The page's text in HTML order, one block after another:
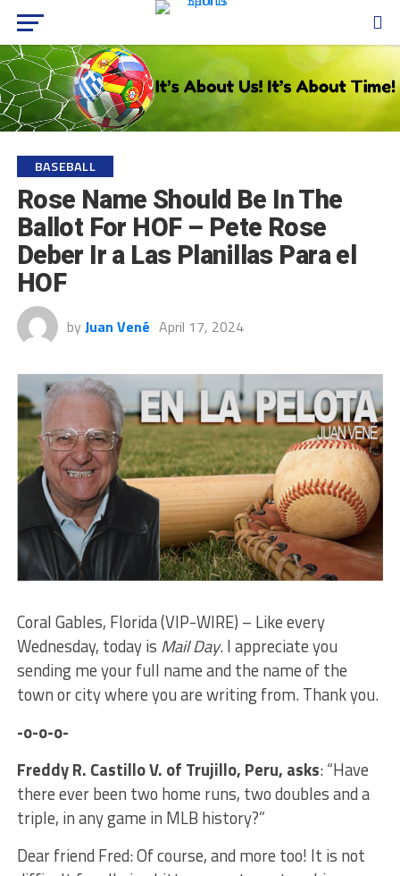
BASEBALL
Rose Name Should Be In The
Ballot For HOF – Pete Rose
Deber Ir a Las Planillas Para el
HOF
by Juan Vené April 17, 2024
Coral Gables, Florida (VIP-WIRE) – Like every
Wednesday, today is Mail Day. I appreciate you
sending me your full name and the name of the
town or city where you are writing from. Thank you.
-o-o-o-
Freddy R. Castillo V. of Trujillo, Peru, asks: “Have
there ever been two home runs, two doubles and a
triple, in any game in MLB history?”
Dear friend Fred: Of course, and more too! It is not